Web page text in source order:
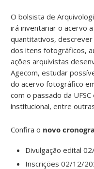
O bolsista de
irá inventariar o acervo
quantitativos,
dos itens fotográficos,
ações arquivistas
Agecom, estudar
do acervo fotográfico
com o passado da
institucional, entre
Confira o novo
Divulgação edital
Inscrições 02/12/